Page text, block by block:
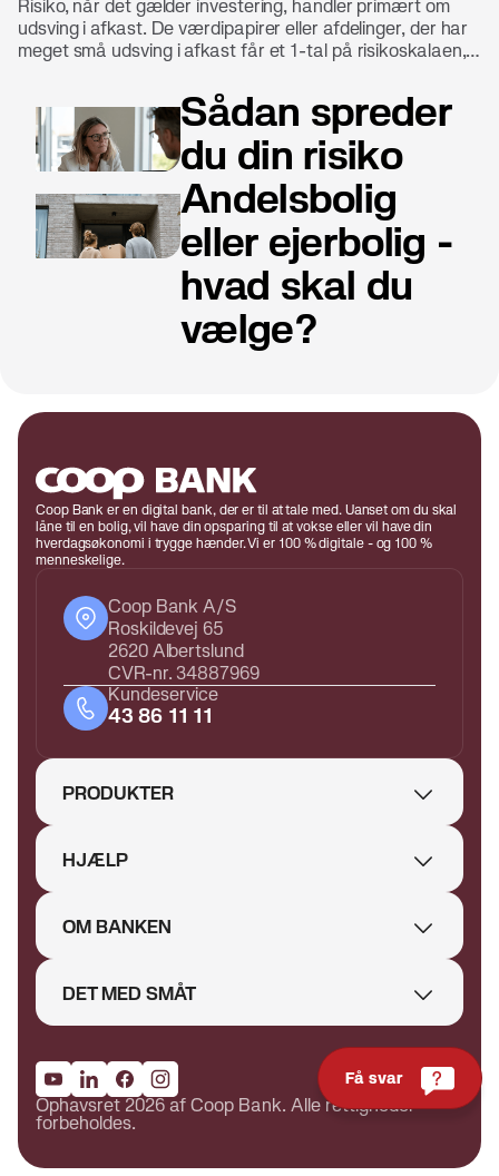
Risiko, når det gælder investering, handler primært om
udsving i afkast. De værdipapirer eller afdelinger, der har
meget små udsving i afkast får et 1-tal på risikoskalaen,
Sådan spreder
du din risiko
Andelsbolig
eller ejerbolig -
hvad skal du
vælge?
Coop Bank er en digital bank, der er til at tale med. Uanset om du skal
låne til en bolig, vil have din opsparing til at vokse eller vil have din
hverdagsøkonomi i trygge hænder. Vi er 100 % digitale - og 100 %
menneskelige.
Coop Bank A/S
Roskildevej 65
2620 Albertslund
CVR-nr. 34887969
Kundeservice
43 86 11 11
PRODUKTER
HJÆLP
OM BANKEN
DET MED SMÅT
Ophavsret 2026 af Coop Bank. Alle rettigheder
forbeholdes.
Få svar